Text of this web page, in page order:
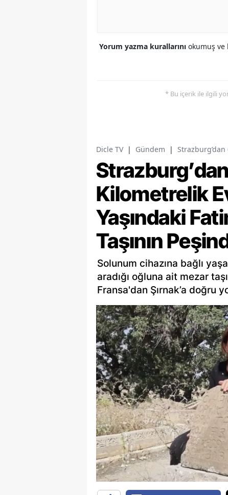
Yorum yazma kurallarını okumuş ve
* Bu içerik ile ilgili
Dicle TV | Gündem | Strazburg’dan
Kilometrelik
Yaşındaki
Taşının
Solunum cihazına bağlı
aradığı oğluna ait mezar
Fransa'dan Şırnak’a doğru